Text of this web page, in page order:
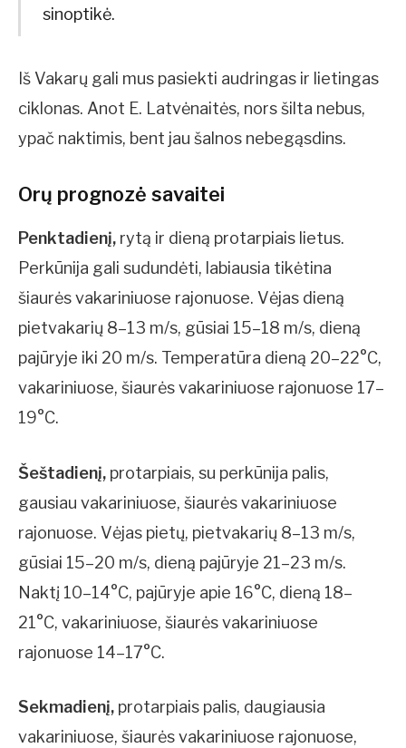
sinoptikė.
Iš Vakarų gali mus pasiekti audringas ir lietingas
ciklonas. Anot E. Latvėnaitės, nors šilta nebus,
ypač naktimis, bent jau šalnos nebegąsdins.
Orų prognozė savaitei
Penktadienį, rytą ir dieną protarpiais lietus.
Perkūnija gali sudundėti, labiausia tikėtina
šiaurės vakariniuose rajonuose. Vėjas dieną
pietvakarių 8–13 m/s, gūsiai 15–18 m/s, dieną
pajūryje iki 20 m/s. Temperatūra dieną 20–22°C,
vakariniuose, šiaurės vakariniuose rajonuose 17–
19°C.
Šeštadienį, protarpiais, su perkūnija palis,
gausiau vakariniuose, šiaurės vakariniuose
rajonuose. Vėjas pietų, pietvakarių 8–13 m/s,
gūsiai 15–20 m/s, dieną pajūryje 21–23 m/s.
Naktį 10–14°C, pajūryje apie 16°C, dieną 18–
21°C, vakariniuose, šiaurės vakariniuose
rajonuose 14–17°C.
Sekmadienį, protarpiais palis, daugiausia
vakariniuose, šiaurės vakariniuose rajonuose,